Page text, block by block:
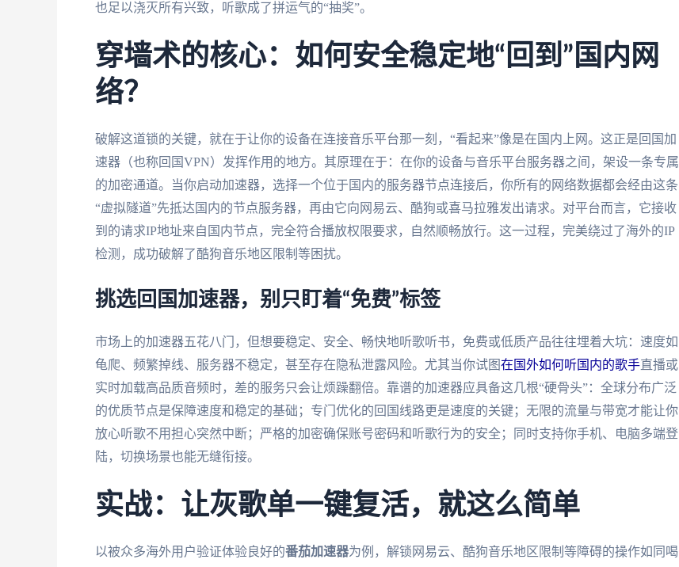
也足以浇灭所有兴致，听歌成了拼运气的“抽奖”。
穿墙术的核心：如何安全稳定地“回到”国内网
络？
破解这道锁的关键，就在于让你的设备在连接音乐平台那一刻，“看起来”像是在国内上网。这正是回国加
速器（也称回国VPN）发挥作用的地方。其原理在于：在你的设备与音乐平台服务器之间，架设一条专属
的加密通道。当你启动加速器，选择一个位于国内的服务器节点连接后，你所有的网络数据都会经由这条
“虚拟隧道”先抵达国内的节点服务器，再由它向网易云、酷狗或喜马拉雅发出请求。对平台而言，它接收
到的请求IP地址来自国内节点，完全符合播放权限要求，自然顺畅放行。这一过程，完美绕过了海外的IP
检测，成功破解了酷狗音乐地区限制等困扰。
挑选回国加速器，别只盯着“免费”标签
市场上的加速器五花八门，但想要稳定、安全、畅快地听歌听书，免费或低质产品往往埋着大坑：速度如
龟爬、频繁掉线、服务器不稳定，甚至存在隐私泄露风险。尤其当你试图在国外如何听国内的歌手直播或
实时加载高品质音频时，差的服务只会让烦躁翻倍。靠谱的加速器应具备这几根“硬骨头”：全球分布广泛
的优质节点是保障速度和稳定的基础；专门优化的回国线路更是速度的关键；无限的流量与带宽才能让你
放心听歌不用担心突然中断；严格的加密确保账号密码和听歌行为的安全；同时支持你手机、电脑多端登
陆，切换场景也能无缝衔接。
实战：让灰歌单一键复活，就这么简单
以被众多海外用户验证体验良好的番茄加速器为例，解锁网易云、酷狗音乐地区限制等障碍的操作如同喝